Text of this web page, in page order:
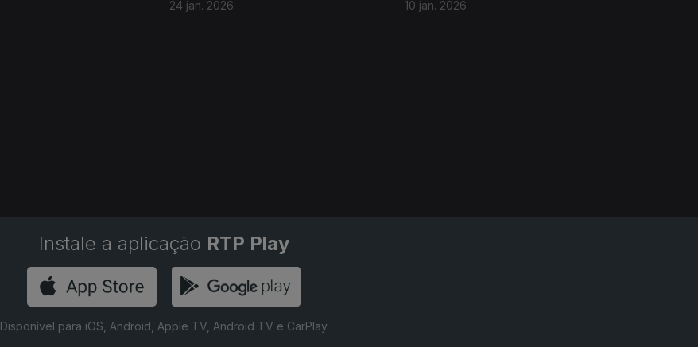
24 jan. 2026 10 jan. 2026
Instale a aplicação RTP Play
Disponível para iOS, Android, Apple TV, Android TV e CarPlay